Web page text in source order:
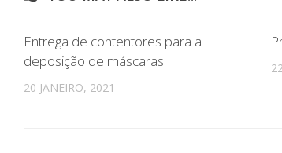
Entrega de contentores para a
deposição de máscaras
20 JANEIRO, 2021